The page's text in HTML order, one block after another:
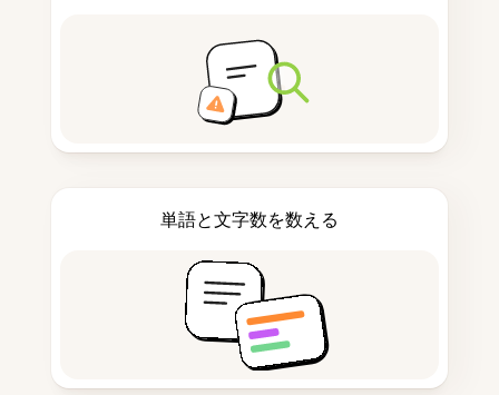
単語と文字数を数える